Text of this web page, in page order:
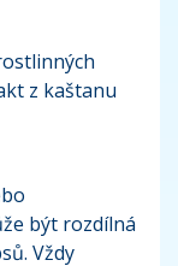
z kaštanu
být rozdílná
Vždy